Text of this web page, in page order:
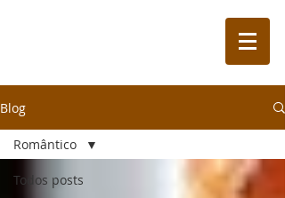
Blog
Todos posts
Romântico